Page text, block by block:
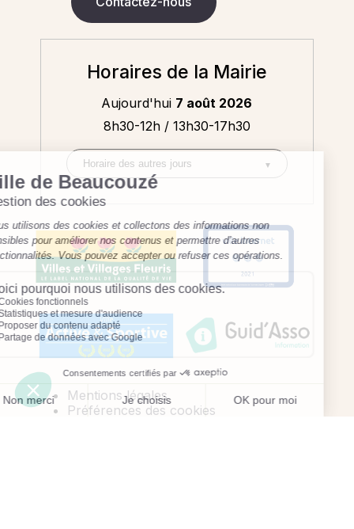
Horaires de la Mairie
Aujourd'hui 7 août 2026
8h30-12h / 13h30-17h30
Mentions légales
Préférences des cookies